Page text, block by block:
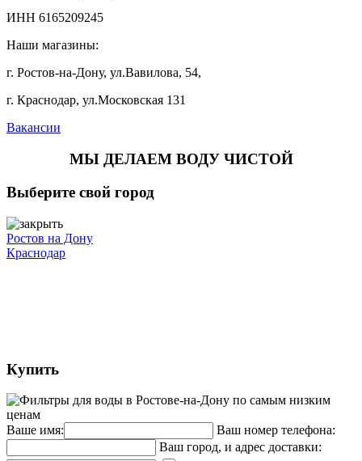
ИНН 6165209245
Наши магазины:
г. Ростов-на-Дону, ул.Вавилова, 54,
г. Краснодар, ул.Московская 131
Вакансии
МЫ ДЕЛАЕМ ВОДУ ЧИСТОЙ
Выберите свой город
Ростов на Дону
Краснодар
Купить
Ваше имя:
Ваш номер телефона:
Ваш город, и адрес доставки: